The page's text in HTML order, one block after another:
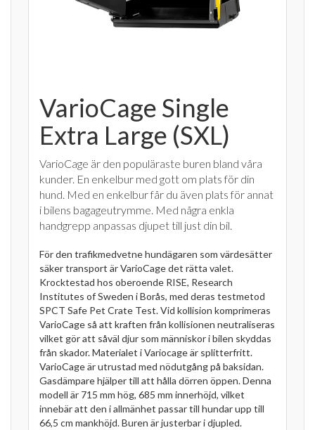
VarioCage Single
Extra Large (SXL)
VarioCage är den populäraste buren bland våra
kunder. En enkelbur med gott om plats för din
hund. Med en enkelbur får du även plats för annat
i bilens bagageutrymme. Med några enkla
handgrepp anpassas djupet till just din bil.
För den trafikmedvetne hundägaren som värdesätter
säker transport är VarioCage det rätta valet.
Krocktestad hos oberoende RISE, Research
Institutes of Sweden i Borås, med deras testmetod
SPCT Safe Pet Crate Test. Vid kollision komprimeras
VarioCage så att kraften från kollisionen neutraliseras
vilket gör att såväl djur som människor i bilen skyddas
från skador. Materialet i Variocage är splitterfritt.
VarioCage är utrustad med nödutgång på baksidan.
Gasdämpare hjälper till att hålla dörren öppen. Denna
modell är 715 mm hög, 685 mm innerhöjd, vilket
innebär att den i allmänhet passar till hundar upp till
66,5 cm mankhöjd. Buren är justerbar i djupled.